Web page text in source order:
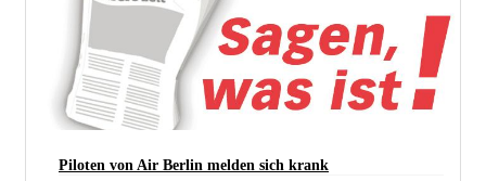
Piloten von Air Berlin melden sich krank